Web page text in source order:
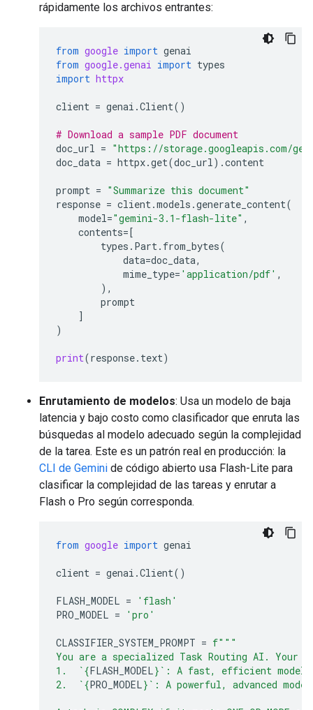
rápidamente los archivos entrantes:
from google import genai
from google.genai import types
import httpx
client = genai .Client()
# Download a sample PDF document
doc_url = "https://storage.googleapis.com/
doc_data = httpx.get(doc_url) .content
prompt = "Summarize this document"
response = client.models .generate_content(
model="gemini-3.1-flash-lite" ,
contents=[
types . Part. from_bytes(
data=doc_data,
mime_type= 'application/pdf' ,
),
prompt
]
)
print(response. text)
Enrutamiento de modelos: Usa un modelo de baja
latencia y bajo costo como clasificador que enruta las
búsquedas al modelo adecuado según la complejidad
de la tarea. Este es un patrón real en producción: la
CLI de Gemini de código abierto usa Flash-Lite para
clasificar la complejidad de las tareas y enrutar a
Flash o Pro según corresponda.
from google import genai
client = genai .Client()
FLASH_MODEL =
'flash'
PRO_MODEL = 'pro'
CLASSIFIER_SYSTEM_PROMPT = f"""
You are a specialized Task Routing AI.
1.  `{FLASH_MODEL} `: A fast, efficient model
2.  `{PRO_MODEL} `: A powerful, advanced